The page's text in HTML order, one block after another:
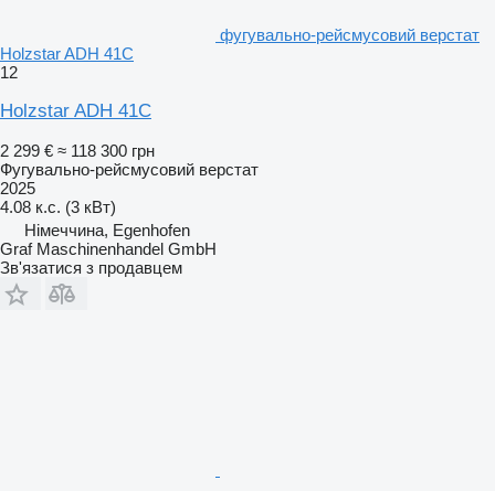
фугувально-рейсмусовий верстат
Holzstar ADH 41C
12
Holzstar ADH 41C
2 299 € ≈ 118 300 грн
Фугувально-рейсмусовий верстат
2025
4.08 к.с. (3 кВт)
Німеччина, Egenhofen
Graf Maschinenhandel GmbH
Зв'язатися з продавцем